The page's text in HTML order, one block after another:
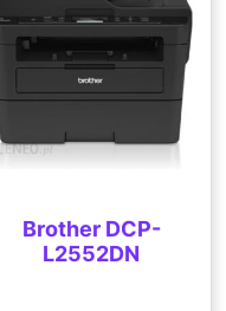
Brother DCP-
L2552DN